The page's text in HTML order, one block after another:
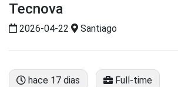
Tecnova
2026-04-22 Santiago
hace 17 dias Full-time